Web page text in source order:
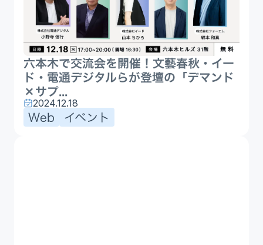
六本木で交流会を開催！文藝春秋・イー
ド・電通デジタルらが登壇の「デマンド
×サプ...
2024.12.18
Web イベント